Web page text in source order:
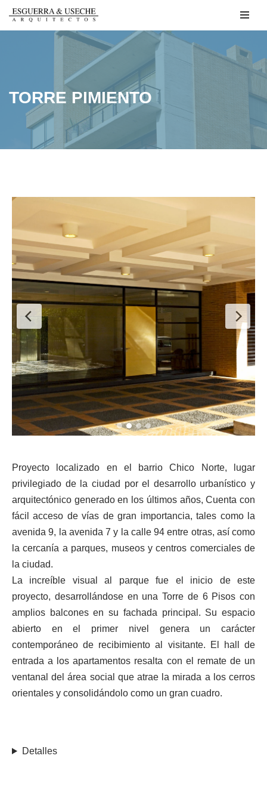
Saltar
TORRE PIMIENTO
Proyecto localizado en el barrio Chico Norte, lugar
privilegiado de la ciudad por el desarrollo urbanístico y
arquitectónico generado en los últimos años, Cuenta con
fácil acceso de vías de gran importancia, tales como la
avenida 9, la avenida 7 y la calle 94 entre otras, así como
la cercanía a parques, museos y centros comerciales de
la ciudad.
La increíble visual al parque fue el inicio de este
proyecto, desarrollándose en una Torre de 6 Pisos con
amplios balcones en su fachada principal. Su espacio
abierto en el primer nivel genera un carácter
contemporáneo de recibimiento al visitante. El hall de
entrada a los apartamentos resalta con el remate de un
ventanal del área social que atrae la mirada a los cerros
orientales y consolidándolo como un gran cuadro.
Detalles